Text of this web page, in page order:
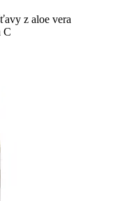
z aloe vera
C